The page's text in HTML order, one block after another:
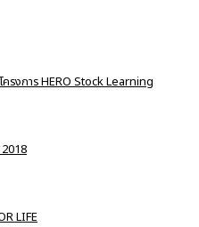
รงการ HERO Stock Learning
LIFE